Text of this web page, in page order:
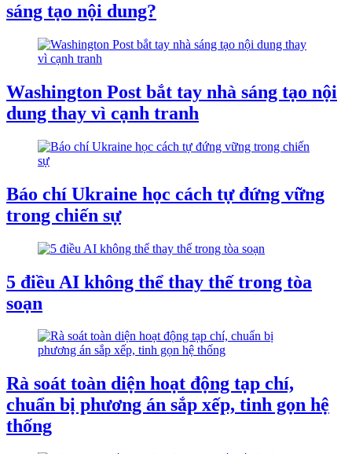
sáng tạo nội dung?
Washington Post bắt tay nhà sáng tạo nội
dung thay vì cạnh tranh
Báo chí Ukraine học cách tự đứng vững
trong chiến sự
5 điều AI không thể thay thế trong tòa
soạn
Rà soát toàn diện hoạt động tạp chí,
chuẩn bị phương án sắp xếp, tinh gọn hệ
thống